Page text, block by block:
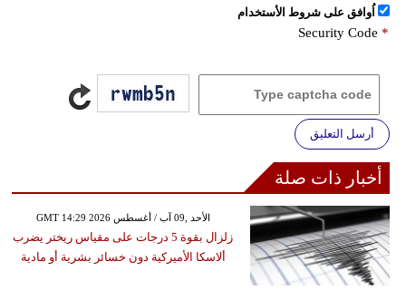
اُوافق على شروط الأستخدام
Security Code *
أرسل التعليق
أخبار ذات صلة
GMT 14:29 2026 الأحد ,09 آب / أغسطس
زلزال بقوة 5 درجات على مقياس ريختر يضرب
ألاسكا الأميركية دون خسائر بشرية أو مادية